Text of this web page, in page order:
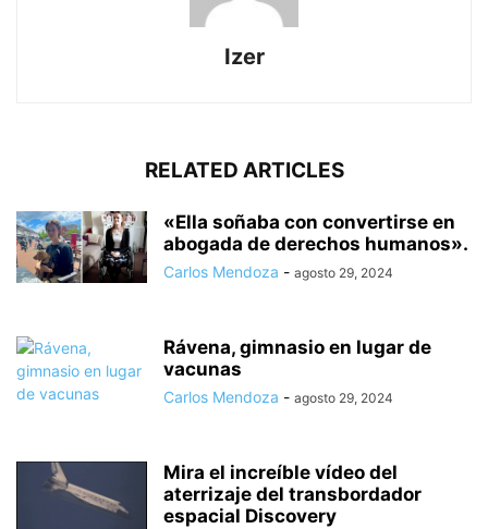
Izer
RELATED ARTICLES
«Ella soñaba con convertirse en
abogada de derechos humanos».
Carlos Mendoza - agosto 29, 2024
Rávena, gimnasio en lugar de
vacunas
Carlos Mendoza - agosto 29, 2024
Mira el increíble vídeo del
aterrizaje del transbordador
espacial Discovery